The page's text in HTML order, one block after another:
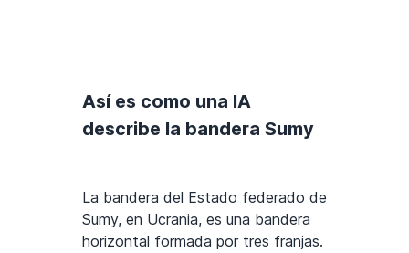
Así es como una IA
describe la bandera Sumy
La bandera del Estado federado de
Sumy, en Ucrania, es una bandera
horizontal formada por tres franjas.